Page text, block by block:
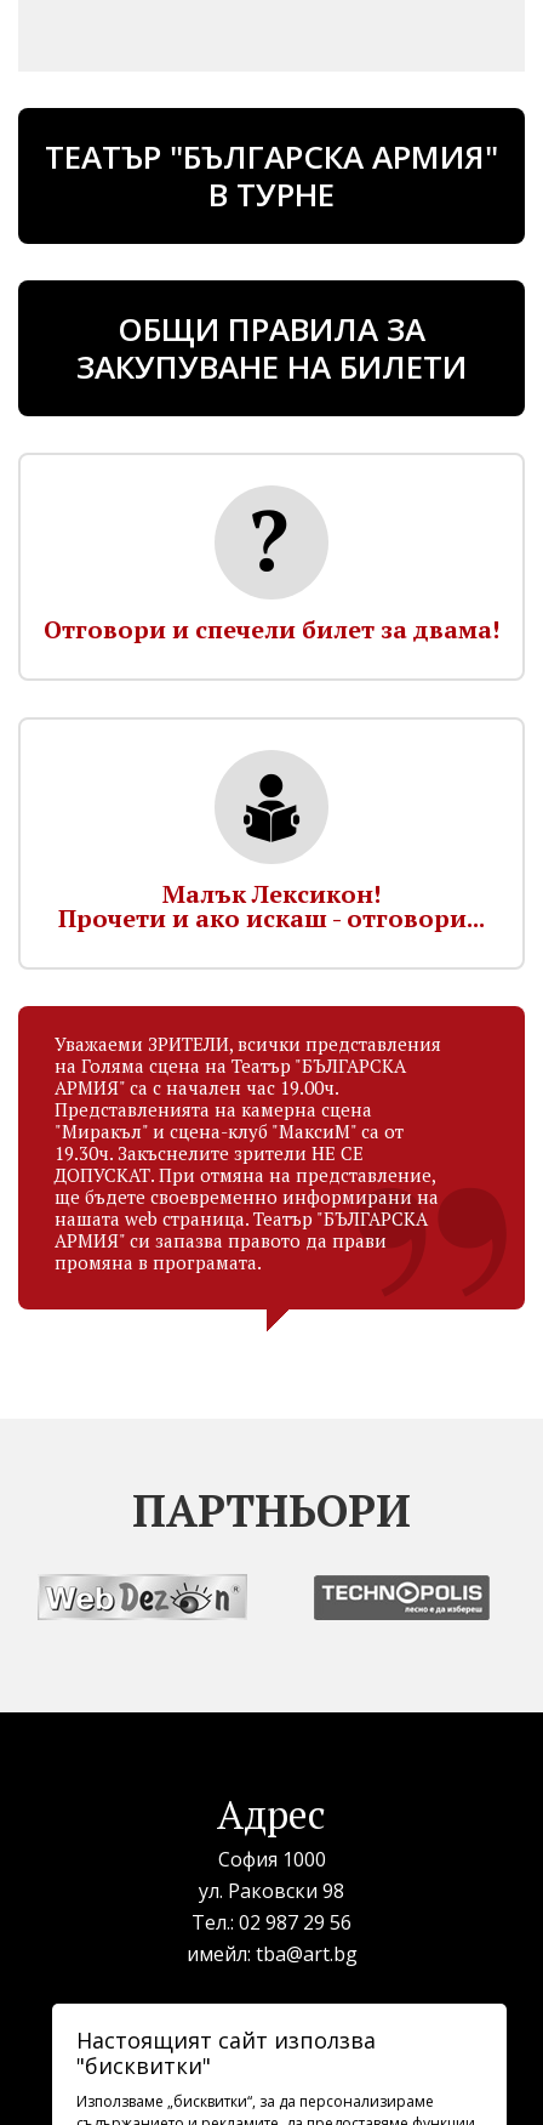
ТЕАТЪР "БЪЛГАРСКА АРМИЯ"
В ТУРНЕ
ОБЩИ ПРАВИЛА ЗА
ЗАКУПУВАНЕ НА БИЛЕТИ
Отговори и спечели билет за двама!
Малък Лексикон!
Прочети и ако искаш - отговори...
Уважаеми ЗРИТЕЛИ, всички представления
на Голяма сцена на Театър "БЪЛГАРСКА
АРМИЯ" са с начален час 19.00ч.
Представленията на камерна сцена
"Миракъл" и сцена-клуб "МаксиМ" са от
19.30ч. Закъснелите зрители НЕ СЕ
ДОПУСКАТ. При отмяна на представление,
ще бъдете своевременно информирани на
нашата web страница. Театър "БЪЛГАРСКА
АРМИЯ" си запазва правото да прави
промяна в програмата.
ПАРТНЬОРИ
Адрес
София 1000
ул. Раковски 98
Тел.: 02 987 29 56
имейл: tba@art.bg
Билетна каса
телефон:
рабoтно време: 10:00 - 19:30
Настоящият сайт използва
"бисквитки"
Използваме „бисквитки“, за да персонализираме